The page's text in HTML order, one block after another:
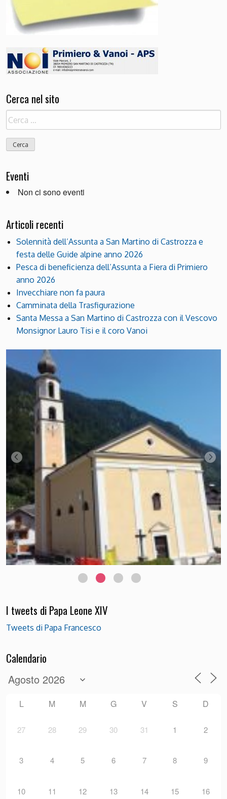
Cerca nel sito
Ricerca
per:
Eventi
Non ci sono eventi
Articoli recenti
Solennità dell’Assunta a San Martino di Castrozza e
festa delle Guide alpine anno 2026
Pesca di beneficienza dell’Assunta a Fiera di Primiero
anno 2026
Invecchiare non fa paura
Camminata della Trasfigurazione
Santa Messa a San Martino di Castrozza con il Vescovo
Monsignor Lauro Tisi e il coro Vanoi
Chiesetta del Pront foto di Luciana Bettega
I tweets di Papa Leone XIV
Tweets di Papa Francesco
Calendario
L M M G V S D
27 28 29 30 31 1 2
3 4 5 6 7 8 9
10 11 12 13 14 15 16